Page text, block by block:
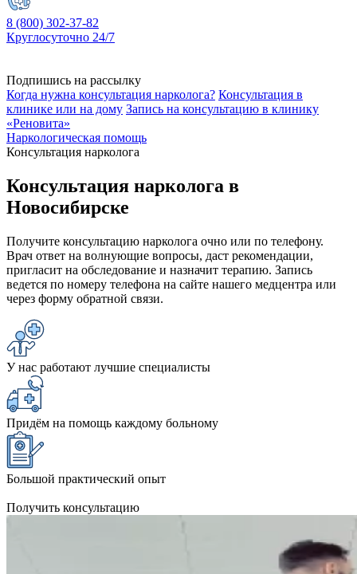
8 (800) 302-37-82
Круглосуточно 24/7
Подпишись на рассылку
Когда нужна консультация нарколога? Консультация в
клинике или на дому Запись на консультацию в клинику
«Реновита»
Наркологическая помощь
Консультация нарколога
Консультация нарколога в
Новосибирске
Получите консультацию нарколога очно или по телефону.
Врач ответ на волнующие вопросы, даст рекомендации,
пригласит на обследование и назначит терапию. Запись
ведется по номеру телефона на сайте нашего медцентра или
через форму обратной связи.
У нас работают лучшие специалисты
Придём на помощь каждому больному
Большой практический опыт
Получить консультацию